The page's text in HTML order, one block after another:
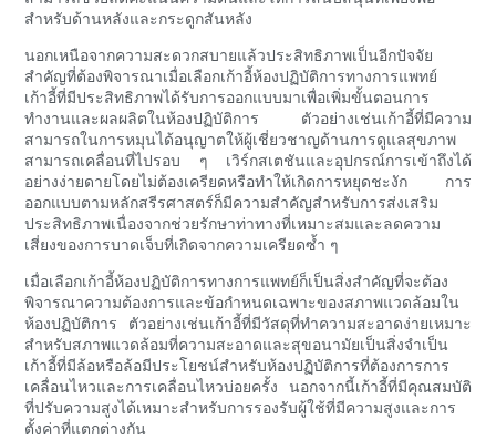
สำหรับด้านหลังและกระดูกสันหลัง
นอกเหนือจากความสะดวกสบายแล้วประสิทธิภาพเป็นอีกปัจจัย
สำคัญที่ต้องพิจารณาเมื่อเลือกเก้าอี้ห้องปฏิบัติการทางการแพทย์
เก้าอี้ที่มีประสิทธิภาพได้รับการออกแบบมาเพื่อเพิ่มขั้นตอนการ
ทำงานและผลผลิตในห้องปฏิบัติการ ตัวอย่างเช่นเก้าอี้ที่มีความ
สามารถในการหมุนได้อนุญาตให้ผู้เชี่ยวชาญด้านการดูแลสุขภาพ
สามารถเคลื่อนที่ไปรอบ ๆ เวิร์กสเตชันและอุปกรณ์การเข้าถึงได้
อย่างง่ายดายโดยไม่ต้องเครียดหรือทำให้เกิดการหยุดชะงัก การ
ออกแบบตามหลักสรีรศาสตร์ก็มีความสำคัญสำหรับการส่งเสริม
ประสิทธิภาพเนื่องจากช่วยรักษาท่าทางที่เหมาะสมและลดความ
เสี่ยงของการบาดเจ็บที่เกิดจากความเครียดซ้ำ ๆ
เมื่อเลือกเก้าอี้ห้องปฏิบัติการทางการแพทย์ก็เป็นสิ่งสำคัญที่จะต้อง
พิจารณาความต้องการและข้อกำหนดเฉพาะของสภาพแวดล้อมใน
ห้องปฏิบัติการ ตัวอย่างเช่นเก้าอี้ที่มีวัสดุที่ทำความสะอาดง่ายเหมาะ
สำหรับสภาพแวดล้อมที่ความสะอาดและสุขอนามัยเป็นสิ่งจำเป็น
เก้าอี้ที่มีล้อหรือล้อมีประโยชน์สำหรับห้องปฏิบัติการที่ต้องการการ
เคลื่อนไหวและการเคลื่อนไหวบ่อยครั้ง นอกจากนี้เก้าอี้ที่มีคุณสมบัติ
ที่ปรับความสูงได้เหมาะสำหรับการรองรับผู้ใช้ที่มีความสูงและการ
ตั้งค่าที่แตกต่างกัน